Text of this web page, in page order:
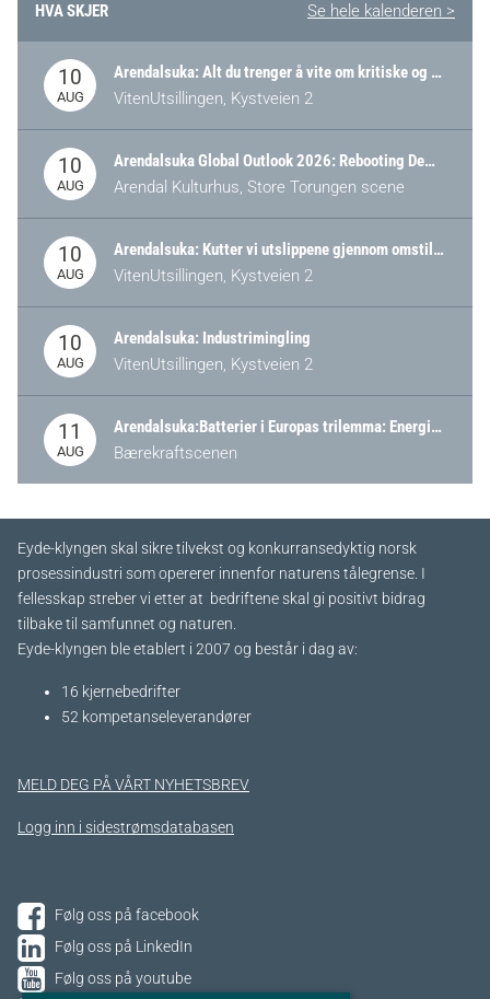
HVA SKJER Se hele kalenderen >
10
AUG
Arendalsuka: Alt du trenger å vite om kritiske og strategiske verdikjeder i Norge
VitenUtsillingen, Kystveien 2
10
AUG
Arendalsuka Global Outlook 2026: Rebooting Democracy for a New World Order
Arendal Kulturhus, Store Torungen scene
10
AUG
Arendalsuka: Kutter vi utslippene gjennom omstilling – eller tap av industri?
VitenUtsillingen, Kystveien 2
10
AUG
Arendalsuka: Industrimingling
VitenUtsillingen, Kystveien 2
11
AUG
Arendalsuka:Batterier i Europas trilemma: Energisikkerhet, konkurransekraft og bærekraft (Battery Norway-arrangement)
Bærekraftscenen
Eyde-klyngen skal sikre tilvekst og konkurransedyktig norsk
prosessindustri som opererer innenfor naturens tålegrense. I
fellesskap streber vi etter at bedriftene skal gi positivt bidrag
tilbake til samfunnet og naturen.
Eyde-klyngen ble etablert i 2007 og består i dag av:
16 kjernebedrifter​
52 kompetanseleverandører
MELD DEG PÅ VÅRT NYHETSBREV
Logg inn i sidestrømsdatabasen
Følg oss på facebook
Følg oss på LinkedIn
Følg oss på youtube